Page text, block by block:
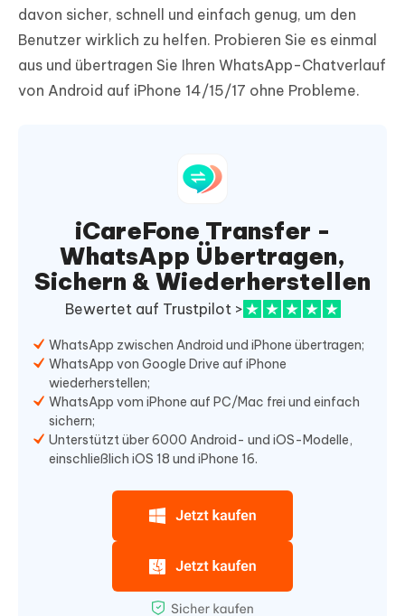
davon sicher, schnell und einfach genug, um den
Benutzer wirklich zu helfen. Probieren Sie es einmal
aus und übertragen Sie Ihren WhatsApp-Chatverlauf
von Android auf iPhone 14/15/17 ohne Probleme.
iCareFone Transfer -
WhatsApp Übertragen,
Sichern & Wiederherstellen
Bewertet auf Trustpilot >
WhatsApp zwischen Android und iPhone übertragen;
WhatsApp von Google Drive auf iPhone
wiederherstellen;
WhatsApp vom iPhone auf PC/Mac frei und einfach
sichern;
Unterstützt über 6000 Android- und iOS-Modelle,
einschließlich iOS 18 und iPhone 16.